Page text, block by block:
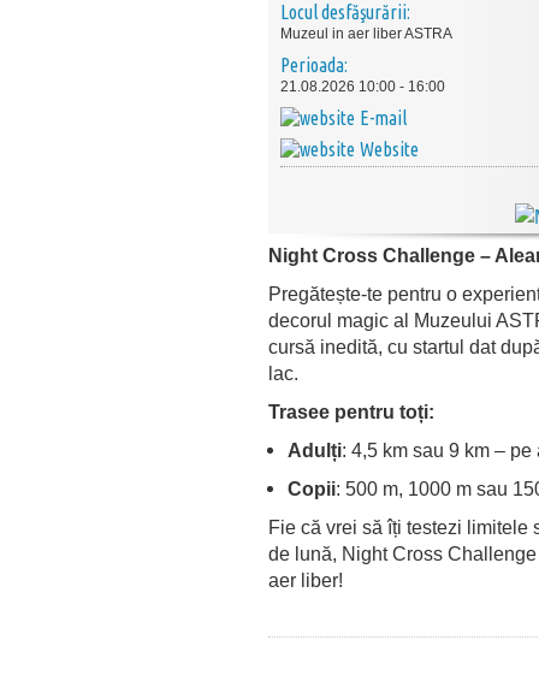
Locul desfăşurării:
Muzeul in aer liber ASTRA
Perioada:
21.08.2026 10:00 - 16:00
E-mail
Website
Night Cross Challenge –
Pregătește-te pentru o
decorul magic al Muzeului
cursă inedită, cu startul dat
lac.
Trasee pentru toți:
Adulți: 4,5 km sau 9 km –
Copii: 500 m, 1000 m sau
Fie că vrei să îți testezi limitele
de lună, Night Cross
aer liber!